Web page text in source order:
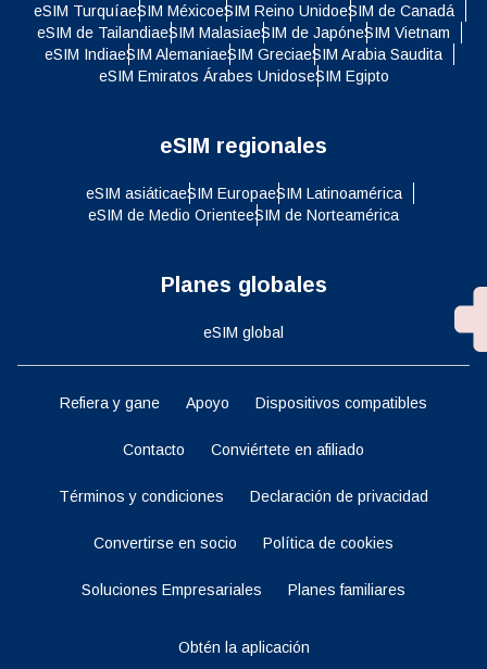
eSIM TurquíaeSIM MéxicoeSIM Reino UnidoeSIM de Canadá
eSIM de TailandiaeSIM MalasiaeSIM de JapóneSIM Vietnam
eSIM IndiaeSIM AlemaniaeSIM GreciaeSIM Arabia Saudita
eSIM Emiratos Árabes UnidoseSIM Egipto
eSIM regionales
eSIM asiáticaeSIM EuropaeSIM Latinoamérica
eSIM de Medio OrienteeSIM de Norteamérica
Planes globales
eSIM global
Refiera y gane Apoyo Dispositivos compatibles
Contacto Conviértete en afiliado
Términos y condiciones Declaración de privacidad
Convertirse en socio Política de cookies
Soluciones Empresariales Planes familiares
Obtén la aplicación